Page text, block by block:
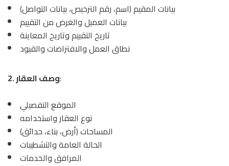
بيانات المقيم (اسم، رقم الترخيص، بيانات التواصل)
بيانات العميل والغرض من التقييم
تاريخ التقييم وتاريخ المعاينة
نطاق العمل والافتراضات والقيود
2. وصف العقار:
الموقع التفصيلي
نوع العقار واستخدامه
المساحات (أرض، بناء، حدائق)
الحالة العامة والتشطيبات
المرافق والخدمات